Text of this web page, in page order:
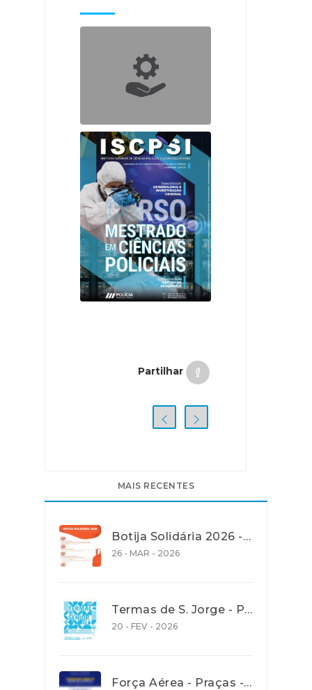
Partilhar
MAIS RECENTES
Botija Solidária 2026 - Apoio na Aquisição de Gás de Petróleo Liquefeito (GPL) em garrafa
26 - MAR - 2026
Termas de S. Jorge - Programa Termalsenior’26
20 - FEV - 2026
Força Aérea - Praças - Concurso aberto para recrutamento de jovens com idades entre os 18 e os 27 anos - até 30 Janeiro 2026